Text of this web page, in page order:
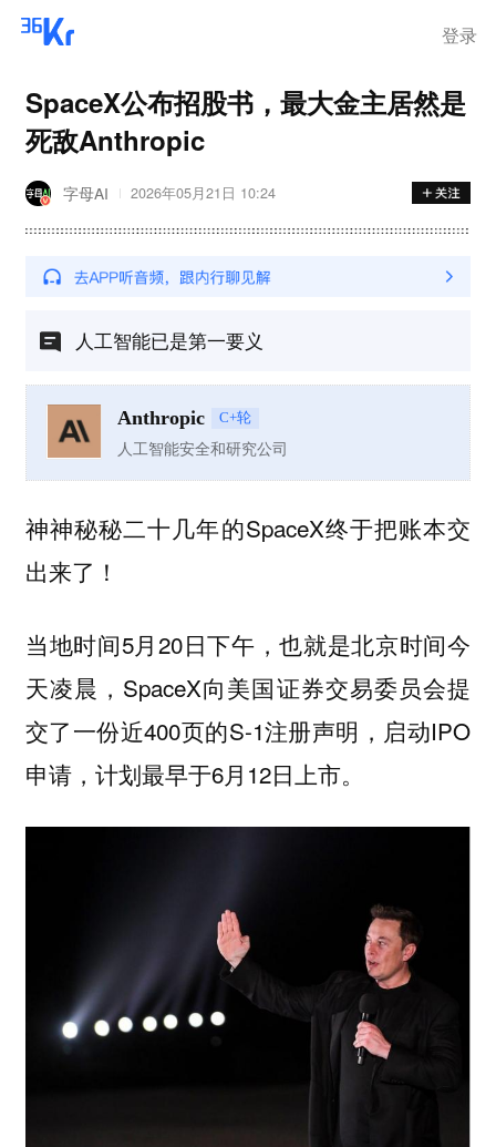
登录
SpaceX公布招股书，最大金主居然是
死敌Anthropic
字母AI 2026年05月21日 10:24
人工智能已是第一要义
Anthropic C+轮
人工智能安全和研究公司
神神秘秘二十几年的SpaceX终于把账本交
出来了！
当地时间5月20日下午，也就是北京时间今
天凌晨，SpaceX向美国证券交易委员会提
交了一份近400页的S-1注册声明，启动IPO
申请，计划最早于6月12日上市。